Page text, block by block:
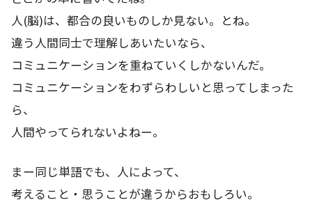
人(脳)は、都合の良いものしか見ない。とね。
違う人間同士で理解しあいたいなら、
コミュニケーションを重ねていくしかないんだ。
コミュニケーションをわずらわしいと思ってしまった
ら、
人間やってられないよねー。
まー同じ単語でも、人によって、
考えること・思うことが違うからおもしろい。